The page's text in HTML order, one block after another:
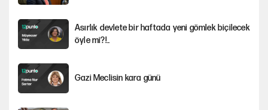
Asırlık devlete bir haftada yeni gömlek biçilecek
öyle mi?!..
Gazi Meclisin kara günü